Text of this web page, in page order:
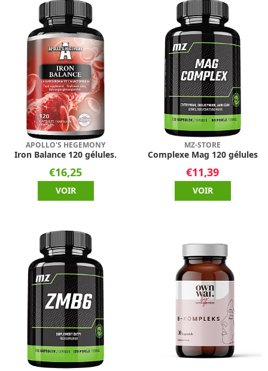
APOLLO'S HEGEMONY
Iron Balance 120 gélules.
€16,25
VOIR
MZ-STORE
Complexe Mag 120 gélules
€11,39
VOIR